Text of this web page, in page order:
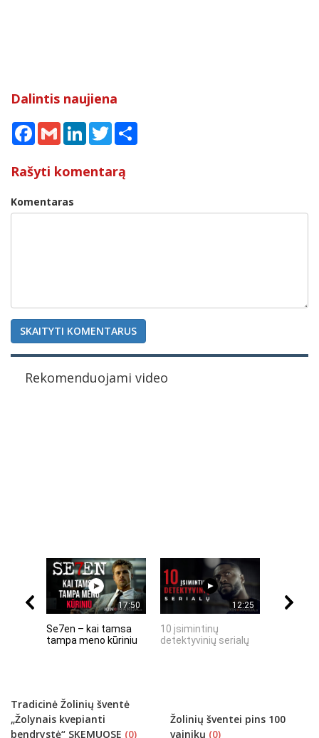
Dalintis naujiena
Facebook
Gmail LinkedInTwitter
Rašyti komentarą
Komentaras
SKAITYTI KOMENTARUS
Rekomenduojami video
17:50
Se7en – kai tamsa
tampa meno kūriniu
12:25
10 įsimintinų
detektyvinių serialų
Tradicinė Žolinių šventė
„Žolynais kvepianti
bendrystė“ SKEMUOSE (0)
Žolinių šventei pins 100
vainikų (0)